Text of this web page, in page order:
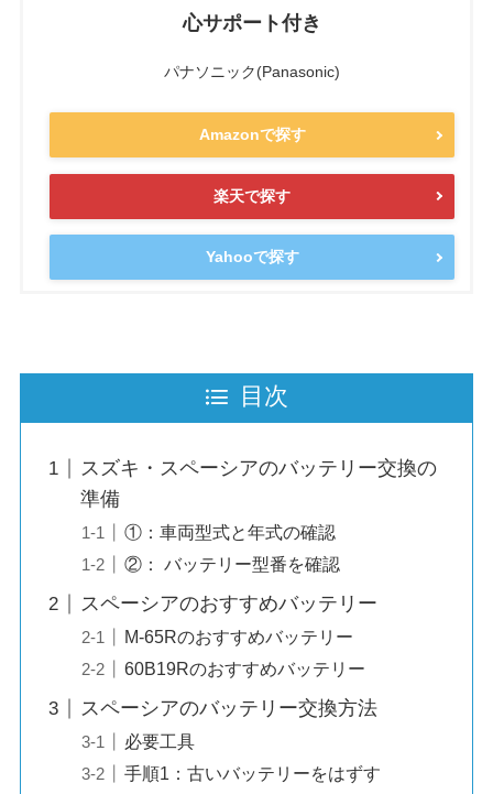
心サポート付き
パナソニック(Panasonic)
Amazonで探す
楽天で探す
Yahooで探す
目次
スズキ・スペーシアのバッテリー交換の
準備
①：車両型式と年式の確認
②： バッテリー型番を確認
スペーシアのおすすめバッテリー
M-65Rのおすすめバッテリー
60B19Rのおすすめバッテリー
スペーシアのバッテリー交換方法
必要工具
手順1：古いバッテリーをはずす